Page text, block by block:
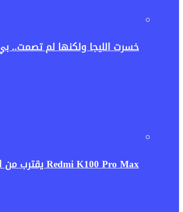
خسرت الليجا ولكنها لم تصمت..
Redmi K100 Pro Max يقترب من الإطلاق.. بطارية ضخمة ومعالج رائد قد يجعلان الهاتف منافسًا قويًا في 2026